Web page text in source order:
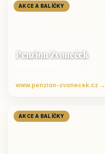
AKCE A BALÍČKY
Penzion Zvoneček
www.penzion-zvonecek.cz →
AKCE A BALÍČKY